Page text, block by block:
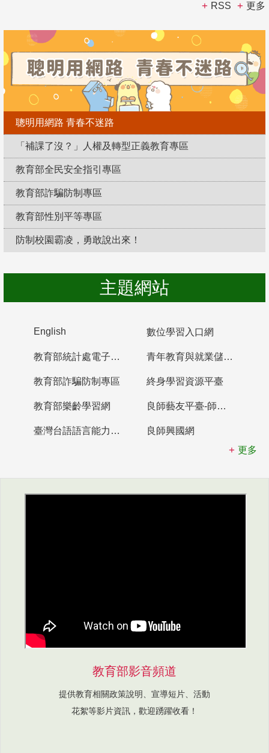
RSS 更多
聰明用網路 青春不迷路
「補課了沒？」人權及轉型正義教育專區
教育部全民安全指引專區
教育部詐騙防制專區
教育部性別平等專區
防制校園霸凌，勇敢說出來！
主題網站
English 數位學習入口網
教育部統計處電子書櫃 青年教育與就業儲蓄帳戶
教育部詐騙防制專區 終身學習資源平臺
教育部樂齡學習網 良師藝友平臺-師資培育整合平臺
臺灣台語語言能力認證網站
良師興國網
更多
教育部影音頻道
提供教育相關政策說明、宣導短片、活動
花絮等影片資訊，歡迎踴躍收看！